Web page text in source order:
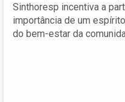
Sinthoresp incentiva a
importância de um
do bem-estar da